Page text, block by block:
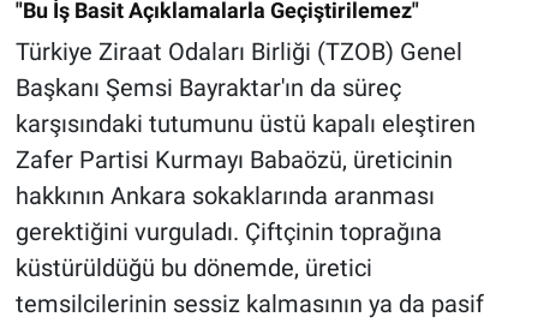
"Bu İş Basit Açıklamalarla Geçiştirilemez"
Türkiye Ziraat Odaları Birliği (TZOB) Genel
Başkanı Şemsi Bayraktar'ın da süreç
karşısındaki tutumunu üstü kapalı eleştiren
Zafer Partisi Kurmayı Babaözü, üreticinin
hakkının Ankara sokaklarında aranması
gerektiğini vurguladı. Çiftçinin toprağına
küstürüldüğü bu dönemde, üretici
temsilcilerinin sessiz kalmasının ya da pasif